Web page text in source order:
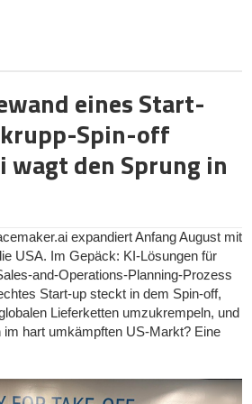
Runde von Portage, dem
Arm von Sagard, unter
Cherry Ventures. Dies ist
Runden von Schwergewichten wie
und Tiger Global Management
Geschäftsmodell in einem Markt, der
geprägt ist?
dem Schmerz zur Lösung
Jahr 2019 von Ante Spittler (heutiger
Meyer und Stephan
der Idee liegen im klassischen
Capital und in der Beratung sammelte,
eines Start-
Spin-off
wagt den Sprung in
expandiert Anfang August mit
USA. Im Gepäck: KI-Lösungen für
and-Operations-Planning-Prozess
Start-up steckt in dem Spin-off,
Lieferketten umzukrempeln, und
im hart umkämpften US-Markt? Eine